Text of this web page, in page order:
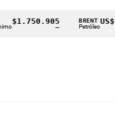
BRENT
Petróleo
US$73,48
▼ 1.12